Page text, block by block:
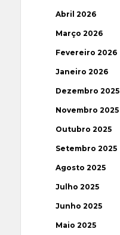
Abril 2026
Março 2026
Fevereiro 2026
Janeiro 2026
Dezembro 2025
Novembro 2025
Outubro 2025
Setembro 2025
Agosto 2025
Julho 2025
Junho 2025
Maio 2025